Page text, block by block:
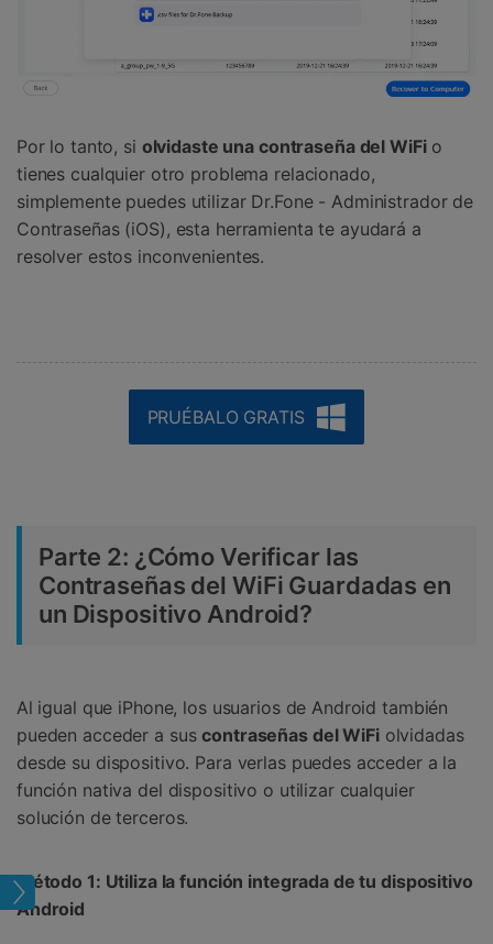
󠀰Por lo tanto, si olvidaste una contraseña del WiFi o
tienes cualquier otro problema relacionado,
simplemente puedes utilizar Dr.Fone - Administrador de
Contraseñas (iOS), esta herramienta te ayudará a
resolver estos inconvenientes.󠀲󠀩󠀥󠀦󠀨󠀣󠀤󠀢󠀳
PRUÉBALO GRATIS
󠀰Parte 2: ¿Cómo Verificar las
Contraseñas del WiFi Guardadas en
un Dispositivo Android?󠀲󠀩󠀥󠀦󠀨󠀣󠀡󠀤󠀳
󠀰Al igual que iPhone, los usuarios de Android también
pueden acceder a sus contraseñas del WiFi olvidadas
desde su dispositivo.󠀲󠀩󠀥󠀦󠀨󠀣󠀤󠀥󠀳󠀰 Para verlas puedes acceder a la
función nativa del dispositivo o utilizar cualquier
solución de terceros.󠀲󠀩󠀥󠀦󠀨󠀣󠀤󠀦󠀳
󠀰Método 1: Utiliza la función integrada de tu dispositivo
Android󠀲󠀩󠀥󠀦󠀨󠀣󠀤󠀧󠀳